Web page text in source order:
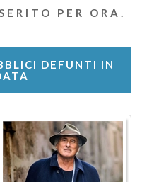
PER ORA.
DEFUNTI IN